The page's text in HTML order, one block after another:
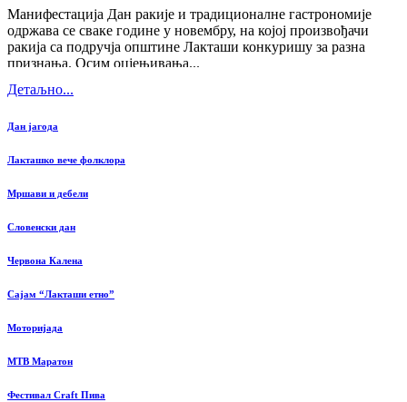
Манифестација Дан ракије и традиционалне гастрономије
одржава се сваке године у новембру, на којој произвођачи
ракија са подручја општине Лакташи конкуришу за разна
признања. Осим оцјењивања...
Детаљно...
Дан јагода
Лакташко вече фолклора
Мршави и дебели
Словенски дан
Червона Калена
Сајам “Лакташи етно”
Моторијада
MTB Маратон
Фестивал Craft Пива